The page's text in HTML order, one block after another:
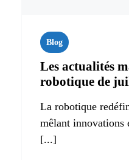
Blog
Les actualités
robotique de
La robotique
mêlant innovations
[...]